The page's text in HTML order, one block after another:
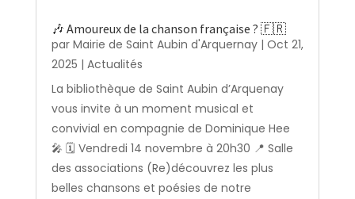
🎶 Amoureux de la chanson française ? 🇫🇷
par Mairie de Saint Aubin d'Arquernay| Oct 21,
2025 | Actualités
La bibliothèque de Saint Aubin d’Arquenay
vous invite à un moment musical et
convivial en compagnie de Dominique Hee
🎤 🗓️ Vendredi 14 novembre à 20h30 📍 Salle
des associations (Re)découvrez les plus
belles chansons et poésies de notre